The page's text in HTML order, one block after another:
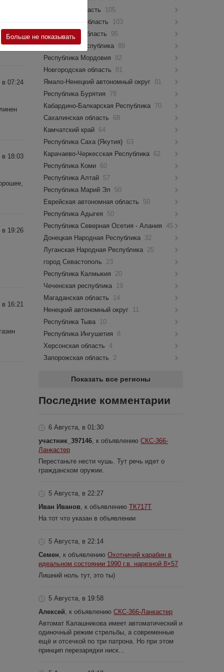
07:24
18:03
19:26
16:21
Больше не показывать
Псковская область
105
Костромская область
103
Мурманская область
95
Чувашская Республика 89
Республика Мордовия
82
Новгородская область
81
Ямало-Ненецкий автономный округ 81
Республика Бурятия
78
Кабардино-Балкарская Республика 70
Сахалинская область
68
Камчатский край 64
Республика Саха (Якутия) 63
Карачаево-Черкесская Республика 62
Республика Коми 60
Республика Алтай 57
Республика Марий Эл
50
Еврейская автономная область
50
Республика Адыгея
50
Республика Северная Осетия - Алания
45
Донецкая Народная Республика 32
Луганская Народная Республика 25
город Севастополь
23
Республика Калмыкия
20
Чеченская республика 19
Магаданская область
14
Ненецкий автономный округ 11
Республика Тыва 10
Республика Ингушетия
8
Херсонская область
4
Запорожская область
2
Показать все регионы
Последние комментарии
6 Августа, в 01:30
участник_397146 , к объявлениюСКС-366-
Ланкастер
Перестаньте нести чушь. Тут речь идет о
гражданском оружии.
5 Августа, в 22:27
Иван Иванов , к объявлениюТК717Т
На тот что указан в объявлении
5 Августа, в 22:14
Семен , к объявлениюОхотничий карабин в
идеальном состоянии 1990 г.в. нарезной 8×57
Лишний ноль тут, это ты)
5 Августа, в 19:58
Алексей , к объявлениюСКС-366-Ланкастер
Автомат Калашникова имеет автоматический и
одиночный режим стрельбы, а современные
ещё и отсечкой по три патрона. Но при этом
принцип перезарядки ниск...